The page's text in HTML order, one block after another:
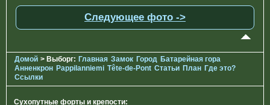
Следующее фото ->
Домой > Выборг: Главная Замок Город Батарейная гора
Анненкрон Pappilanniemi Tête-de-Pont Статьи План Где это?
Ссылки
Сухопутные форты и крепости: